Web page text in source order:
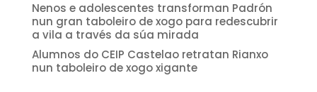
Nenos e adolescentes transforman Padrón
nun gran taboleiro de xogo para redescubrir
a vila a través da súa mirada
Alumnos do CEIP Castelao retratan Rianxo
nun taboleiro de xogo xigante